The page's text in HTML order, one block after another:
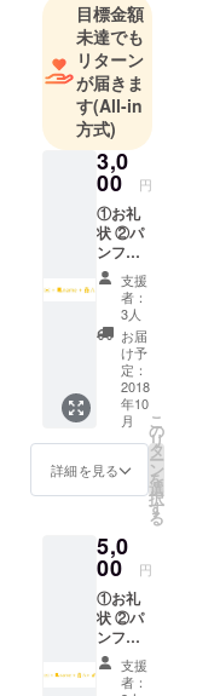
目標金額
未達でも
リターン
が届きま
す(All-in
方式)
3,0
00 円
①お礼
状 ②パ
ンフ
レット
お名前
記載 ③
公演関
連グッ
ズA ※お
礼状：
メー
ル、ま
たは郵
送をお
選び頂
パンフ
レッ
ト：公
演当日
にお客
様全員
にお配
りしま
支援
者：
3人
お届
け予
定：
2018
年10
月
詳細を見る
こ
の
リ
タ
ー
ン
を
選
択
す
る
5,0
00 円
①お礼
状 ②パ
ンフ
レット
お名前
支援
者：